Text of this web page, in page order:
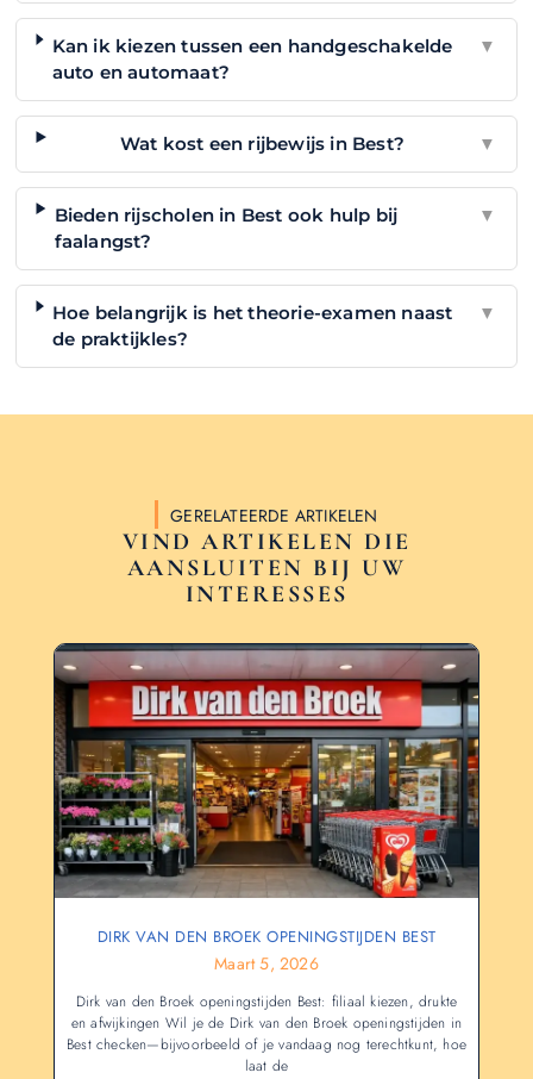
Kan ik kiezen tussen een handgeschakelde
auto en automaat?
▼
Wat kost een rijbewijs in Best? ▼
Bieden rijscholen in Best ook hulp bij
faalangst?
▼
Hoe belangrijk is het theorie-examen naast
de praktijkles?
▼
GERELATEERDE ARTIKELEN
VIND ARTIKELEN DIE
AANSLUITEN BIJ UW
INTERESSES
DIRK VAN DEN BROEK OPENINGSTIJDEN BEST
Maart 5, 2026
Dirk van den Broek openingstijden Best: filiaal kiezen, drukte
en afwijkingen Wil je de Dirk van den Broek openingstijden in
Best checken—bijvoorbeeld of je vandaag nog terechtkunt, hoe
laat de